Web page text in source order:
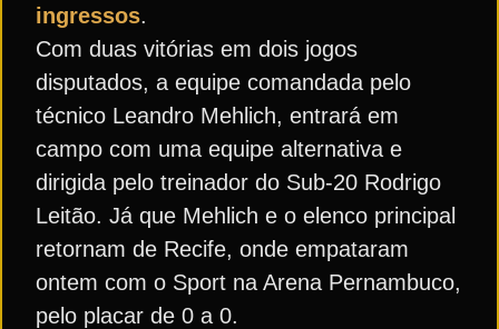
ingressos.
Com duas vitórias em dois jogos
disputados, a equipe comandada pelo
técnico Leandro Mehlich, entrará em
campo com uma equipe alternativa e
dirigida pelo treinador do Sub-20 Rodrigo
Leitão. Já que Mehlich e o elenco principal
retornam de Recife, onde empataram
ontem com o Sport na Arena Pernambuco,
pelo placar de 0 a 0.